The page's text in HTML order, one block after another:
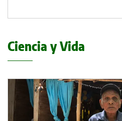
Ciencia y Vida